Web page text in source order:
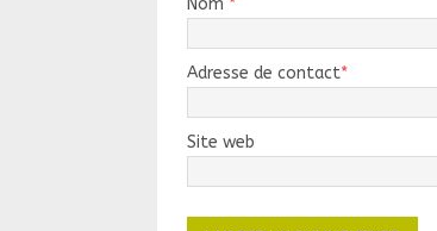
Adresse de contact*
Site web